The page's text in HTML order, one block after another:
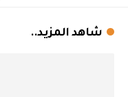
شاهد المزيد..